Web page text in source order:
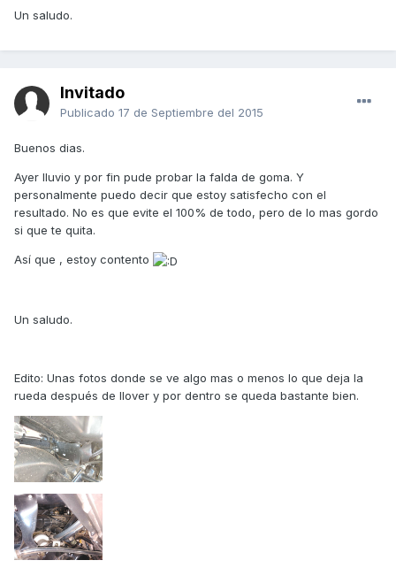
Un saludo.
Invitado
Publicado 17 de Septiembre del 2015
Buenos dias.
Ayer lluvio y por fin pude probar la falda de goma. Y
personalmente puedo decir que estoy satisfecho con el
resultado. No es que evite el 100% de todo, pero de lo mas gordo
si que te quita.
Así que , estoy contento
Un saludo.
Edito: Unas fotos donde se ve algo mas o menos lo que deja la
rueda después de llover y por dentro se queda bastante bien.